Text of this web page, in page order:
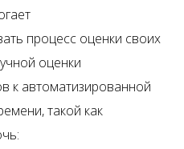
процесс оценки своих
оценки
к автоматизированной
такой как